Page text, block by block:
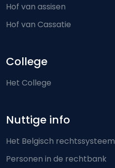
Hof van assisen
Hof van Cassatie
College
Het College
Nuttige info
Het Belgisch rechtssysteem
Personen in de rechtbank